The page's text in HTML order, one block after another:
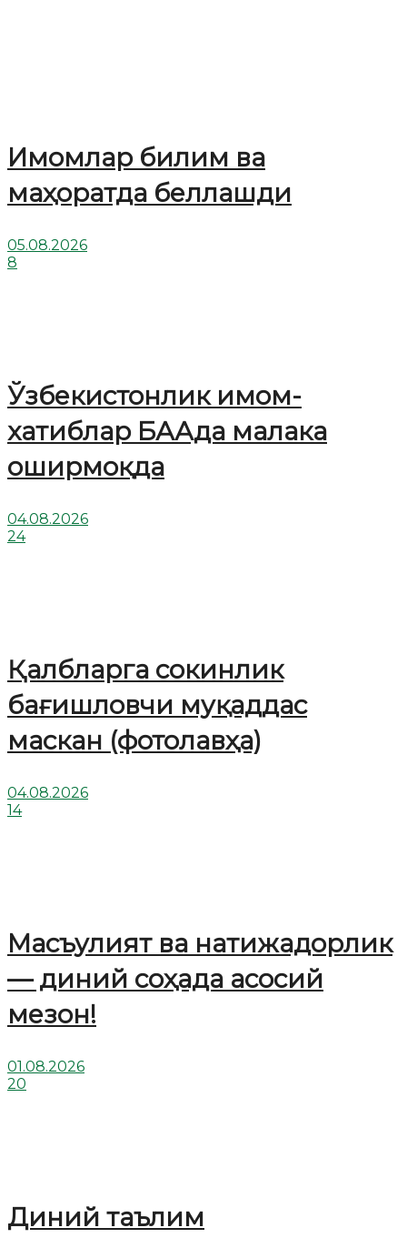
Имомлар билим ва
маҳоратда беллашди
05.08.2026
8
Ўзбекистонлик имом-
хатиблар БААда малака
оширмоқда
04.08.2026
24
Қалбларга сокинлик
бағишловчи муқаддас
маскан (фотолавҳа)
04.08.2026
14
Масъулият ва натижадорлик
— диний соҳада асосий
мезон!
01.08.2026
20
Диний таълим